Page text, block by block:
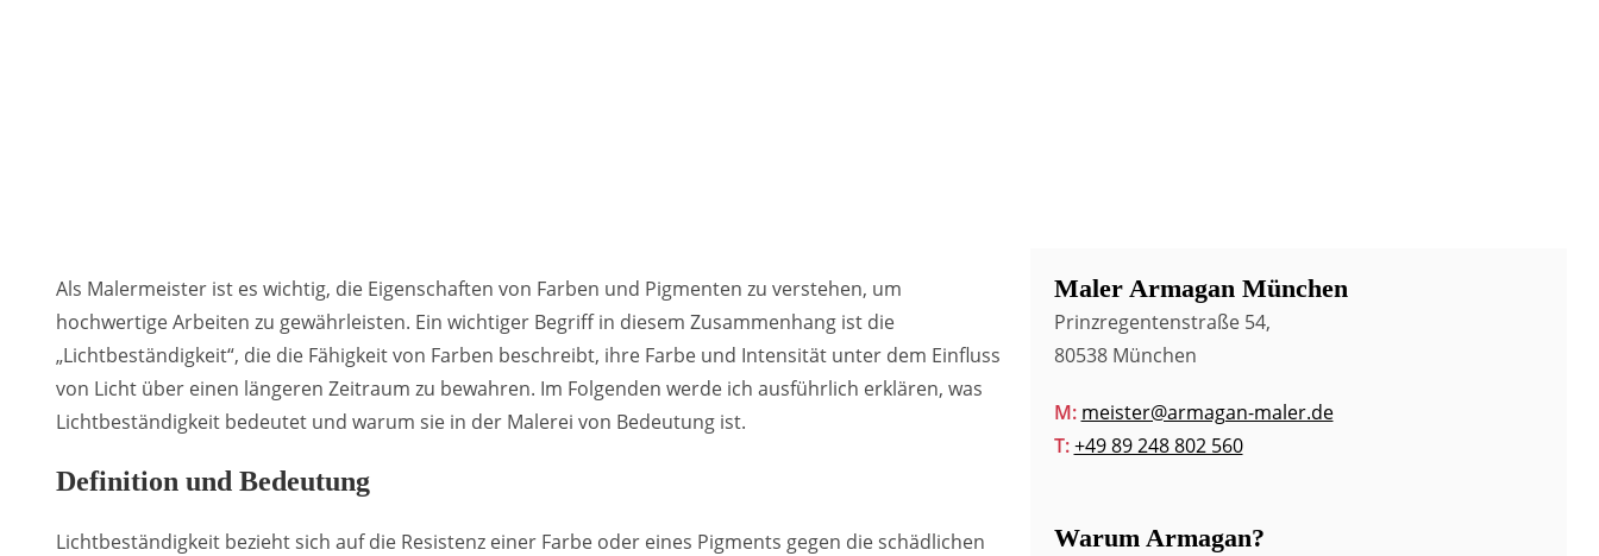
Als Malermeister ist es wichtig, die Eigenschaften von Farben und Pigmenten zu verstehen, um
hochwertige Arbeiten zu gewährleisten. Ein wichtiger Begriff in diesem Zusammenhang ist die
„Lichtbeständigkeit“, die die Fähigkeit von Farben beschreibt, ihre Farbe und Intensität unter dem Einfluss
von Licht über einen längeren Zeitraum zu bewahren. Im Folgenden werde ich ausführlich erklären, was
Lichtbeständigkeit bedeutet und warum sie in der Malerei von Bedeutung ist.
Definition und Bedeutung
Lichtbeständigkeit bezieht sich auf die Resistenz einer Farbe oder eines Pigments gegen die schädlichen
Maler Armagan München
Prinzregentenstraße 54,
80538 München
M: meister@armagan-maler.de
T: +49 89 248 802 560
Warum Armagan?